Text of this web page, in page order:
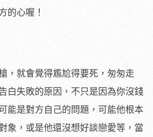
的心喔！
，就會覺得尷尬得要死，匆匆走
白失敗的原因，不只是因為你沒錢
能是對方自己的問題，可能他根本
象，或是他還沒想好談戀愛等，當